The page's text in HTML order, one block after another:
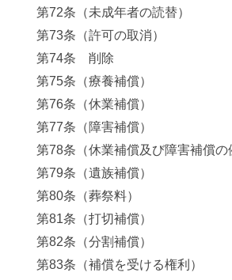
第72条（未成年者の読替）
第73条（許可の取消）
第74条 削除
第75条（療養補償）
第76条（休業補償）
第77条（障害補償）
第78条（休業補償及び障害補償の
第79条（遺族補償）
第80条（葬祭料）
第81条（打切補償）
第82条（分割補償）
第83条（補償を受ける権利）